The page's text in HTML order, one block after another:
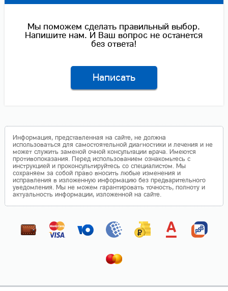
Мы поможем сделать правильный выбор.
Напишите нам. И Ваш вопрос не останется
без ответа!
Написать
Информация, представленная на сайте, не должна
использоваться для самостоятельной диагностики и лечения и не
может служить заменой очной консультации врача. Имеются
противопоказания. Перед использованием ознакомьтесь с
инструкцией и проконсультируйтесь со специалистом. Мы
сохраняем за собой право вносить любые изменения и
исправления в изложенную информацию без предварительного
уведомления. Мы не можем гарантировать точность, полноту и
актуальность информации, изложенной на сайте.